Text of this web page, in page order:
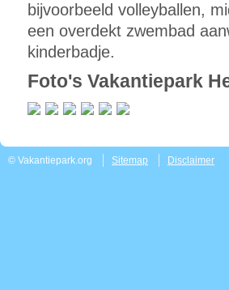
bijvoorbeeld volleyballen,
een overdekt zwembad
kinderbadje.
Foto's Vakantiepark
© Vakantiepark.org Sitemap Disclaimer